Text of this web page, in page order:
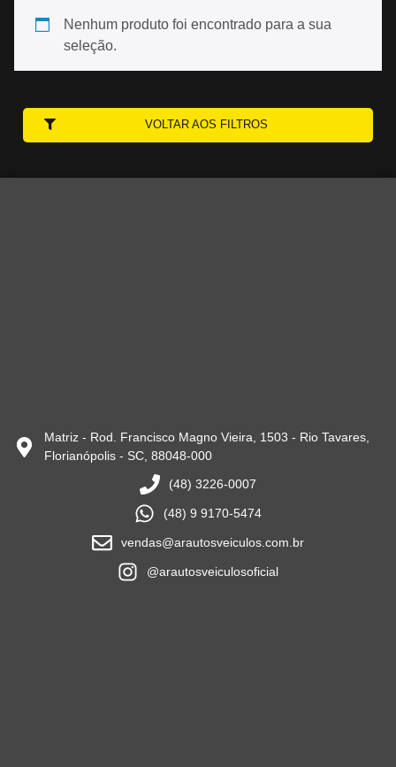
Nenhum produto foi encontrado para a sua
seleção.
VOLTAR AOS FILTROS
Matriz - Rod. Francisco Magno Vieira, 1503 - Rio Tavares,
Florianópolis - SC, 88048-000
(48) 3226-0007
(48) 9 9170-5474
vendas@arautosveiculos.com.br
@arautosveiculosoficial